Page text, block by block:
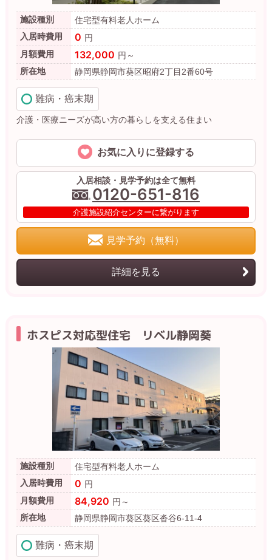
介護・医療ニーズが高い方の暮らしを支える住まい
施設種別
住宅型有料老人ホーム
入居時費用
0 円
月額費用
132,000 円～
所在地
静岡県静岡市葵区昭府2丁目2番60号
難病・癌末期
お気に入りに登録する
入居相談・見学予約は全て無料
0120-651-816
介護施設紹介センターに繋がります
見学予約（無料）
詳細を見る
ホスピス対応型住宅 リベル静岡葵
施設種別
住宅型有料老人ホーム
入居時費用
0 円
月額費用
84,920 円～
所在地
静岡県静岡市葵区葵区沓谷6-11-4
難病・癌末期